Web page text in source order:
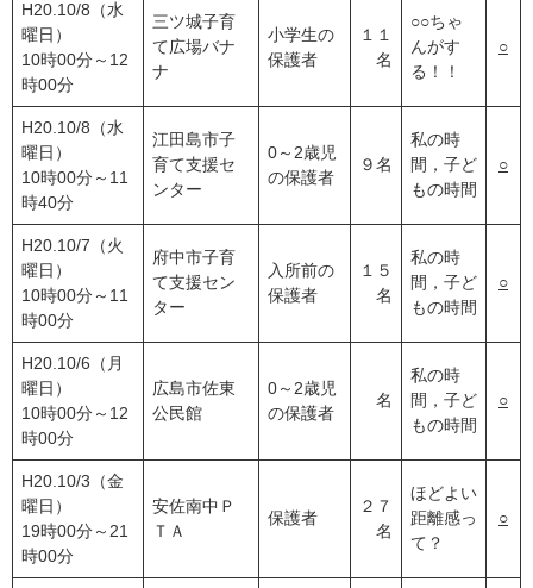
H20.10/8（水
曜日）
10時00分～12
時00分
三ツ城子育
て広場バナ
ナ
小学生の
保護者
１１
名
○○ちゃ
んがす
る！！
○
H20.10/8（水
曜日）
10時00分～11
時40分
江田島市子
育て支援セ
ンター
0～2歳児
の保護者
９名
私の時
間，子ど
もの時間
○
H20.10/7（火
曜日）
10時00分～11
時00分
府中市子育
て支援セン
ター
入所前の
保護者
１５
名
私の時
間，子ど
もの時間
○
H20.10/6（月
曜日）
10時00分～12
時00分
広島市佐東
公民館
0～2歳児
の保護者
名
私の時
間，子ど
もの時間
○
H20.10/3（金
曜日）
19時00分～21
時00分
安佐南中Ｐ
ＴＡ
保護者
２７
名
ほどよい
距離感っ
て？
○